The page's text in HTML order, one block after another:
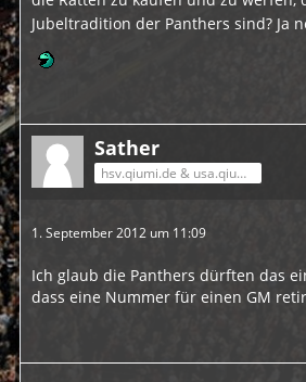
Jubeltradition der Panthers sind? Ja
Sather
hsv.qiumi.de & usa.qiumi.de
1. September 2012 um 11:09
Ich glaub die Panthers dürften das
dass eine Nummer für einen GM